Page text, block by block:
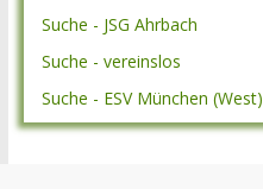
Suche - JSG Ahrbach
Suche - vereinslos
Suche - ESV München (West)